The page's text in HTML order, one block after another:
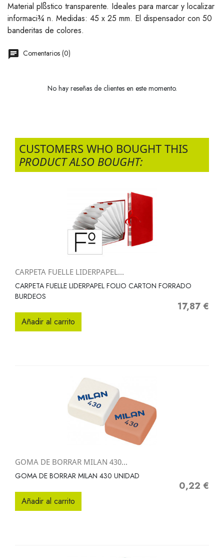
Material plßstico transparente. Ideales para marcar y localizar
informaci¾ n. Medidas: 45 x 25 mm. El dispensador con 50
banderitas de colores.
Comentarios (0)
No hay reseñas de clientes en este momento.
CUSTOMERS WHO BOUGHT THIS
PRODUCT ALSO BOUGHT:
CARPETA FUELLE LIDERPAPEL...
CARPETA FUELLE LIDERPAPEL FOLIO CARTON FORRADO
BURDEOS
Precio
17,87 €
Añadir al carrito
GOMA DE BORRAR MILAN 430...
GOMA DE BORRAR MILAN 430 UNIDAD
Precio
0,22 €
Añadir al carrito